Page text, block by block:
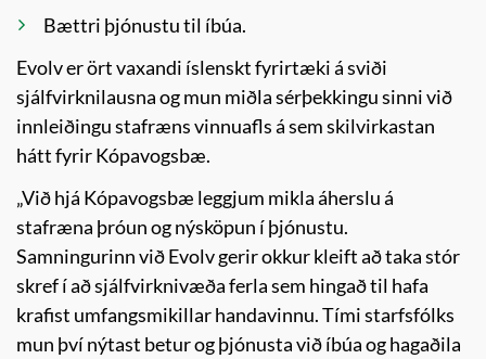
Bættri þjónustu til íbúa.
Evolv er ört vaxandi íslenskt fyrirtæki á sviði
sjálfvirknilausna og mun miðla sérþekkingu sinni við
innleiðingu stafræns vinnuafls á sem skilvirkastan
hátt fyrir Kópavogsbæ.
„Við hjá Kópavogsbæ leggjum mikla áherslu á
stafræna þróun og nýsköpun í þjónustu.
Samningurinn við Evolv gerir okkur kleift að taka stór
skref í að sjálfvirknivæða ferla sem hingað til hafa
krafist umfangsmikillar handavinnu. Tími starfsfólks
mun því nýtast betur og þjónusta við íbúa og hagaðila